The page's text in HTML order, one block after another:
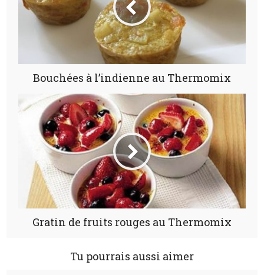
Bouchées à l’indienne au Thermomix
Gratin de fruits rouges au Thermomix
Tu pourrais aussi aimer